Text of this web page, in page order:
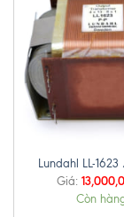
Lundahl LL-
Giá:
Còn